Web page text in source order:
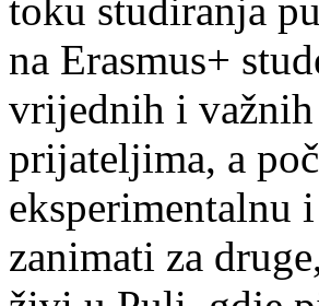
toku studiranja
na Erasmus+
vrijednih i
prijateljima, a
eksperimentalnu
zanimati za